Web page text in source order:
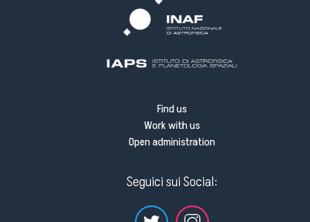
Find us
Work with us
Open administration
Seguici sui Social: